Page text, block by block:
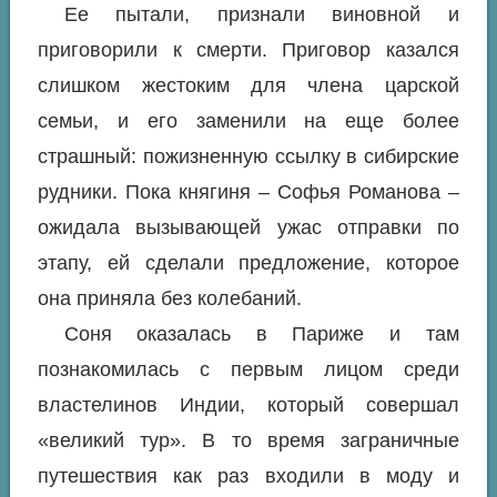
Ее пытали, признали виновной и
приговорили к смерти. Приговор казался
слишком жестоким для члена царской
семьи, и его заменили на еще более
страшный: пожизненную ссылку в сибирские
рудники. Пока княгиня – Софья Романова –
ожидала вызывающей ужас отправки по
этапу, ей сделали предложение, которое
она приняла без колебаний.
Соня оказалась в Париже и там
познакомилась с первым лицом среди
властелинов Индии, который совершал
«великий тур». В то время заграничные
путешествия как раз входили в моду и